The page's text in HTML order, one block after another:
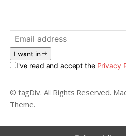
I want in
I've read and accept the Privacy
© tagDiv. All Rights Reserved.
Theme.